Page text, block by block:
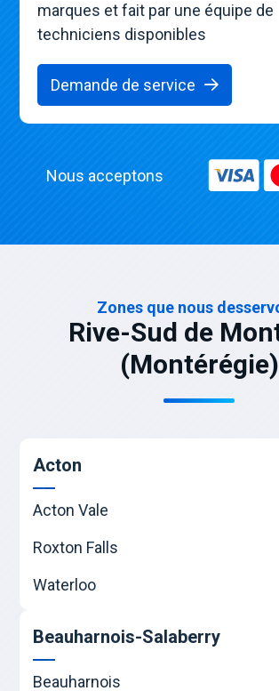
marques et fait par une équipe de
techniciens disponibles
Demande de service
Nous acceptons
Zones que nous
Rive-Sud de
(Montérégie)
Acton
Acton Vale
Roxton Falls
Waterloo
Beauharnois-Salaberry
Beauharnois